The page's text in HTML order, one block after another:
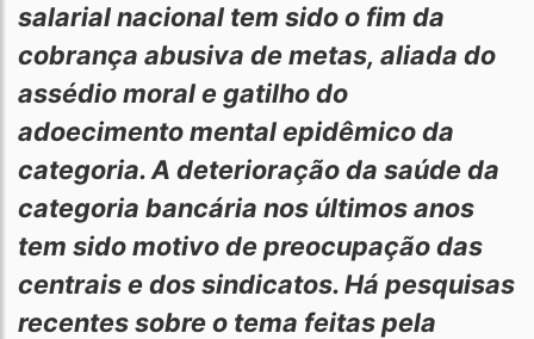
salarial nacional tem sido o fim da
cobrança abusiva de metas, aliada do
assédio moral e gatilho do
adoecimento mental epidêmico da
categoria. A deterioração da saúde da
categoria bancária nos últimos anos
tem sido motivo de preocupação das
centrais e dos sindicatos. Há pesquisas
recentes sobre o tema feitas pela